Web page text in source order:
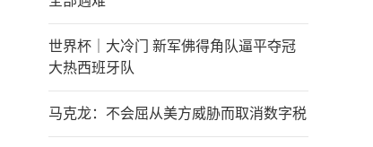
世界杯｜大冷门 新军佛得角队逼平夺冠
大热西班牙队
马克龙：不会屈从美方威胁而取消数字税